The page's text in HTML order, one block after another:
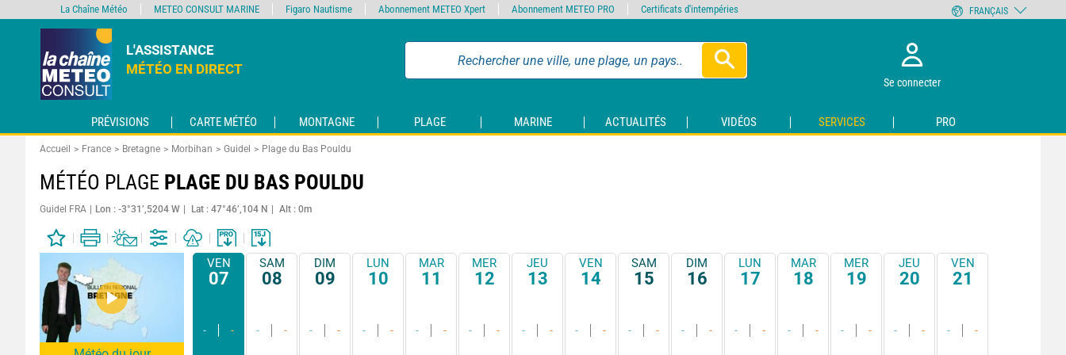
L'ASSISTANCE
MÉTÉO EN DIRECT
Se connecter
PRÉVISIONS CARTE MÉTÉO MONTAGNE PLAGE MARINE ACTUALITÉS VIDÉOS SERVICES PRO
Accueil France Bretagne Morbihan Guidel Plage du Bas Pouldu
MÉTÉO PLAGE PLAGE DU BAS POULDU
Guidel FRA Lon : -3°31’,5204 W Lat : 47°46’,104 N Alt : 0m
VEN
07
- -
SAM
08
- -
DIM
09
- -
LUN
10
- -
MAR
11
- -
MER
12
- -
JEU
13
- -
VEN
14
- -
SAM
15
- -
DIM
16
- -
LUN
17
- -
MAR
18
- -
MER
19
- -
JEU
20
- -
VEN
21
- -
La Chaîne Météo METEO CONSULT MARINE Figaro Nautisme Abonnement METEO Xpert Abonnement METEO PRO Certificats d'intempéries FRANÇAIS